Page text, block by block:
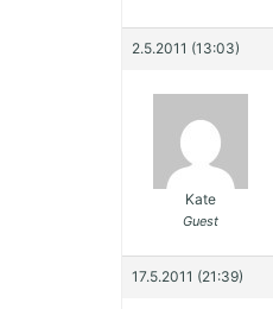
2.5.2011 (13:03)
Kate
Guest
17.5.2011 (21:39)